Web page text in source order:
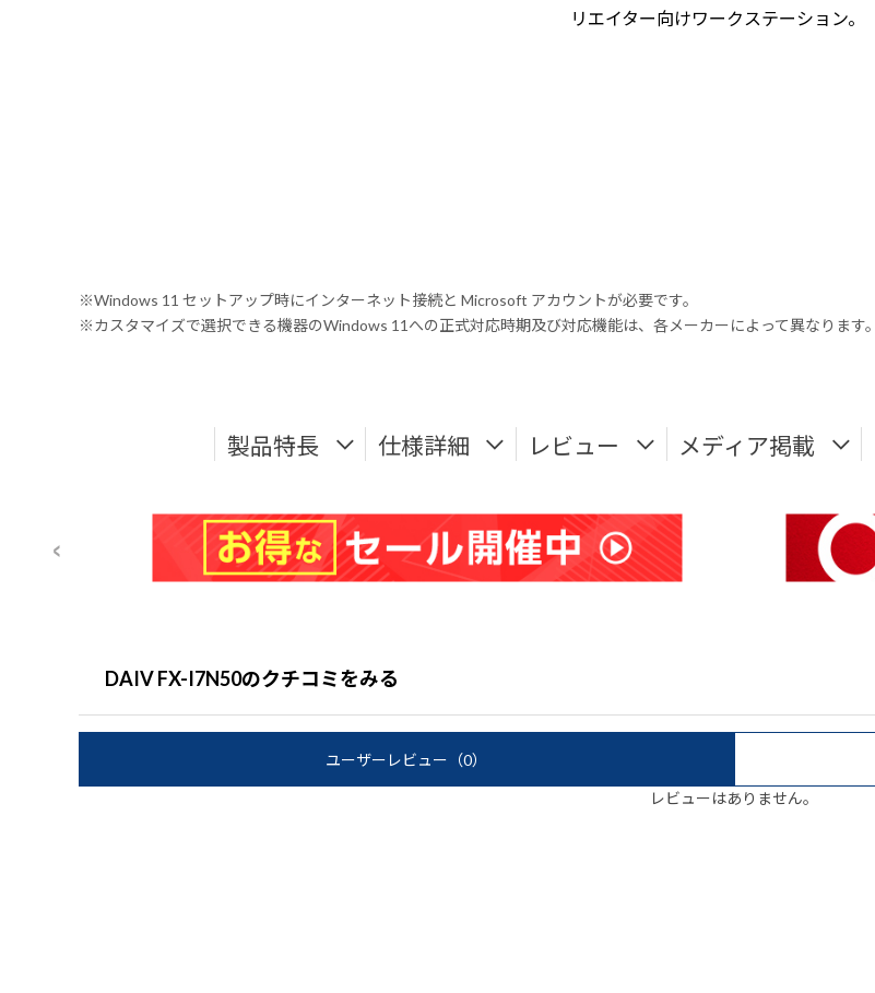
リエイター向けワークステーション。
※Windows 11 セットアップ時にインターネット接続と Microsoft アカウントが必要です。
※カスタマイズで選択できる機器のWindows 11への正式対応時期及び対応機能は、各メーカーによって異なります。
製品特長 仕様詳細 レビュー メディア掲載
DAIV FX-I7N50のクチコミをみる
ユーザーレビュー （0）
レビューはありません。